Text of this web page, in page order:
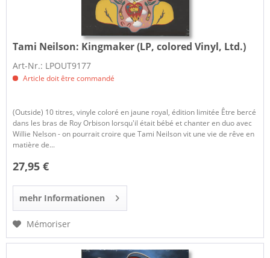
Tami Neilson: Kingmaker (LP, colored Vinyl, Ltd.)
Art-Nr.: LPOUT9177
Article doit être commandé
(Outside) 10 titres, vinyle coloré en jaune royal, édition limitée Être bercé
dans les bras de Roy Orbison lorsqu'il était bébé et chanter en duo avec
Willie Nelson - on pourrait croire que Tami Neilson vit une vie de rêve en
matière de...
27,95 €
mehr Informationen
Mémoriser